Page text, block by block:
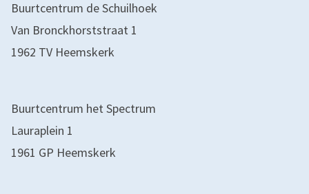
Buurtcentrum de Schuilhoek
Van Bronckhorststraat 1
1962 TV Heemskerk
Buurtcentrum het Spectrum
Lauraplein 1
1961 GP Heemskerk